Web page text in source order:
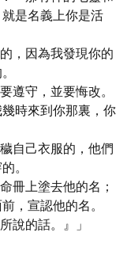
是名義上你是活
，因為我發現你的
遵守，並要悔改。
時來到你那裏，你
自己衣服的，他們
。
冊上塗去他的名；
，宣認他的名。
說的話。』」